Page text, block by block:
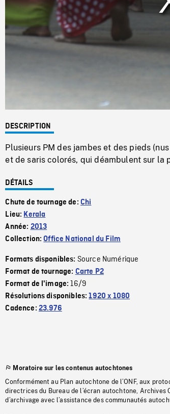
DESCRIPTION
Plusieurs PM des jambes et des pieds
et de saris colorés, qui déambulent sur la
DÉTAILS
Chute de tournage de: Chi
Lieu: Kerala
Année: 2013
Collection:Office National du Film
Formats disponibles: Source Numérique
Format de tournage: Carte P2
Format de l'image:16/9
Résolutions disponibles:1920 x 1080
Cadence: 23.976
Moratoire sur les contenus autochtones
Conformément au Plan autochtone de l’ONF, aux
directrices du Bureau de l’écran autochtone,
d’archivage avec l’assistance des communautés